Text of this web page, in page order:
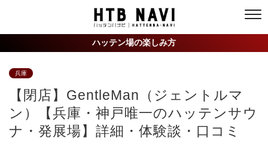
ハッテン場の楽しみ方
兵庫
【閉店】GentleMan（ジェントルマ
ン）【兵庫・神戸唯一のハッテンサウ
ナ・発展場】詳細・体験談・口コミ